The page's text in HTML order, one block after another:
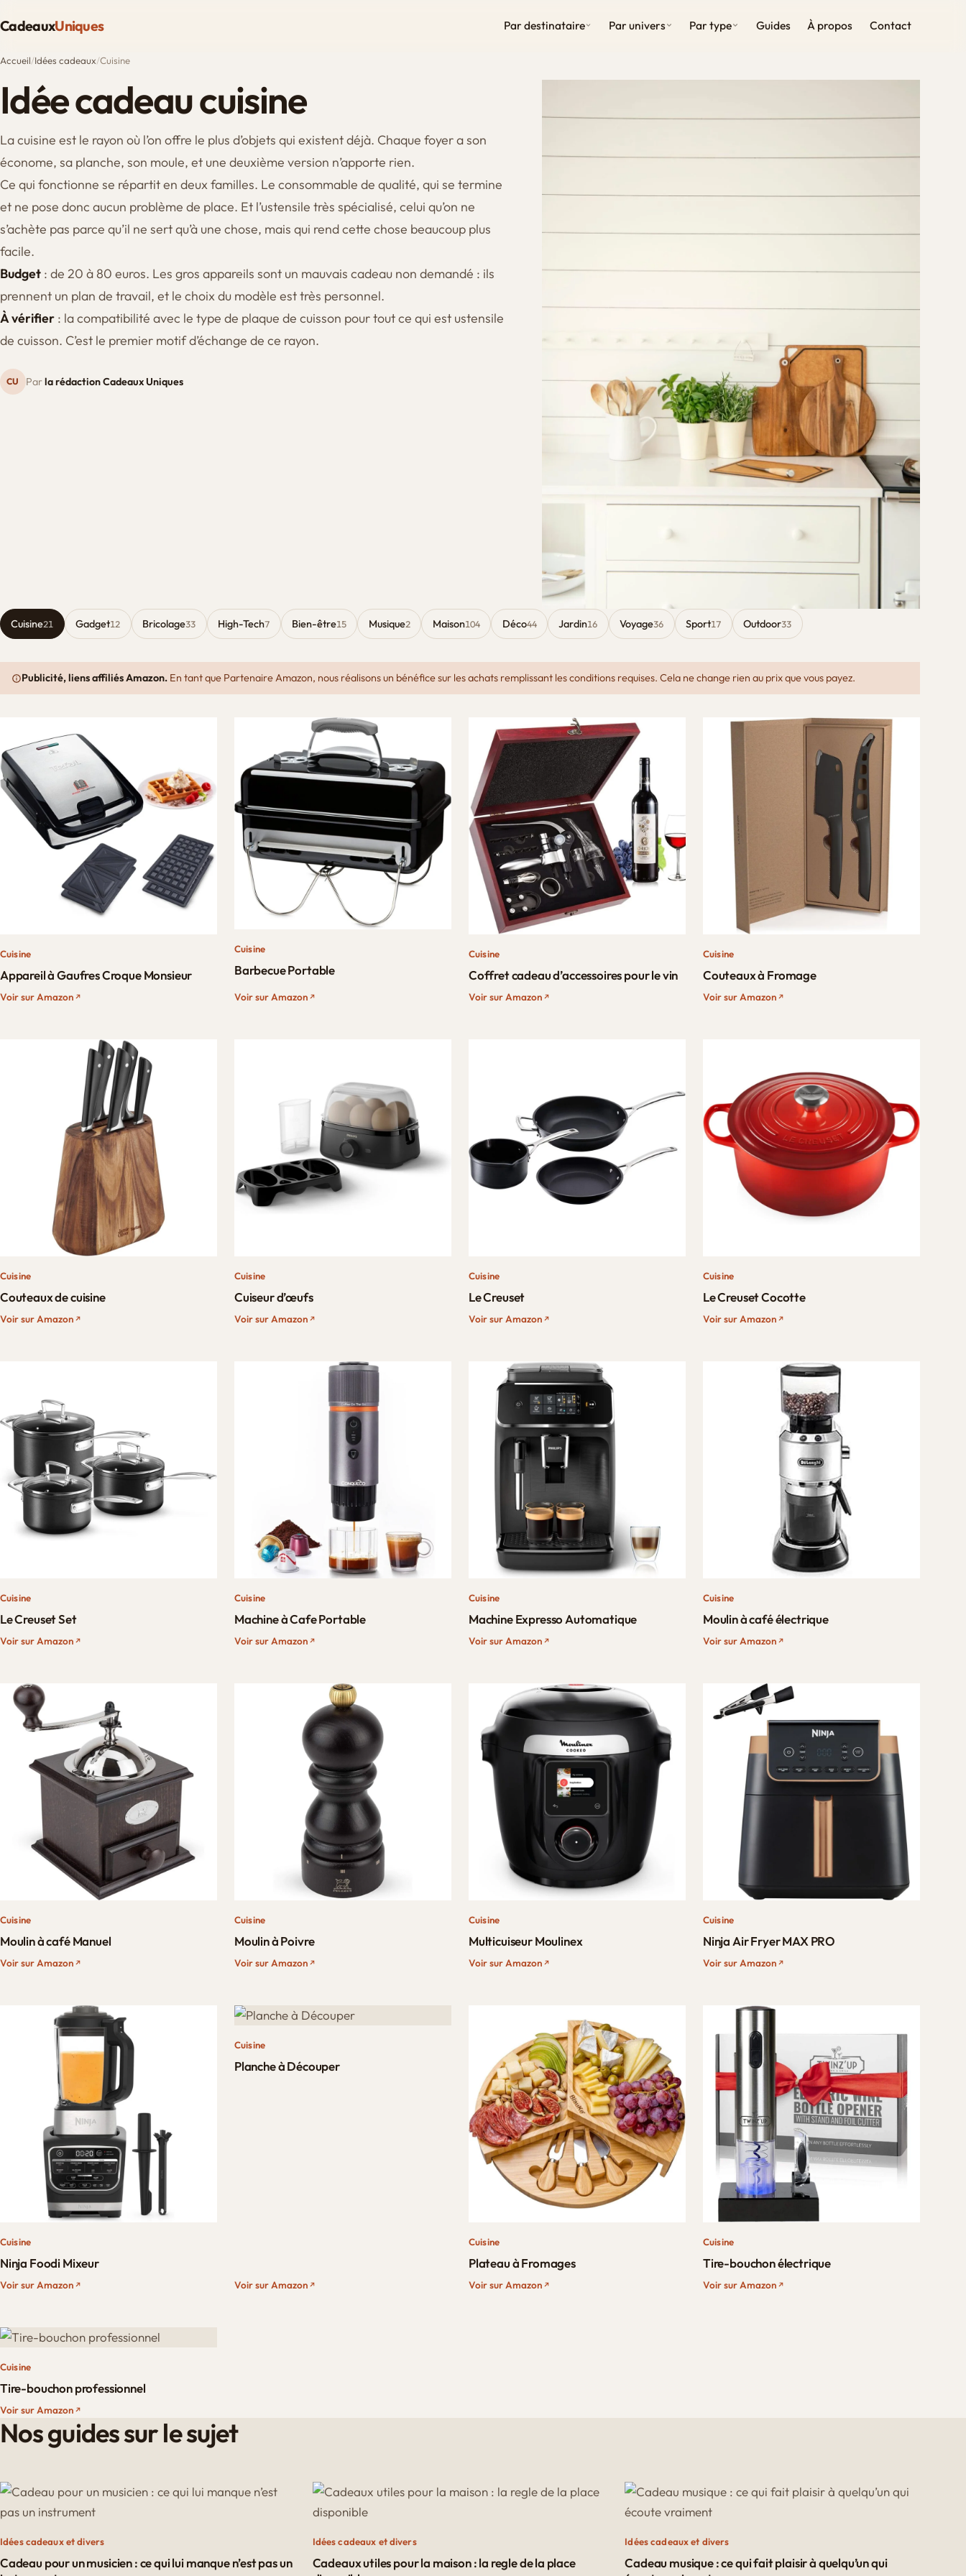
CadeauxUniques Par destinataire Par univers Par type Guides À propos Contact
Accueil/Idées cadeaux/Cuisine
Idée cadeau cuisine
La cuisine est le rayon où l’on offre le plus d’objets qui existent déjà. Chaque foyer a son
économe, sa planche, son moule, et une deuxième version n’apporte rien.
Ce qui fonctionne se répartit en deux familles. Le consommable de qualité, qui se termine
et ne pose donc aucun problème de place. Et l’ustensile très spécialisé, celui qu’on ne
s’achète pas parce qu’il ne sert qu’à une chose, mais qui rend cette chose beaucoup plus
facile.
Budget : de 20 à 80 euros. Les gros appareils sont un mauvais cadeau non demandé : ils
prennent un plan de travail, et le choix du modèle est très personnel.
À vérifier : la compatibilité avec le type de plaque de cuisson pour tout ce qui est ustensile
de cuisson. C’est le premier motif d’échange de ce rayon.
CU Parla rédaction Cadeaux Uniques
Cuisine21 Gadget12 Bricolage33 High-Tech7 Bien-être15 Musique2 Maison104 Déco44 Jardin16 Voyage36 Sport17 Outdoor33
Publicité, liens affiliés Amazon. En tant que Partenaire Amazon, nous réalisons un bénéfice sur les achats remplissant les conditions requises. Cela ne change rien au prix que vous payez.
Cuisine
Appareil à Gaufres Croque Monsieur​
Voir sur Amazon
Cuisine
Barbecue Portable
Voir sur Amazon
Cuisine
Coffret cadeau d’accessoires pour le vin
Voir sur Amazon
Cuisine
Couteaux à Fromage
Voir sur Amazon
Cuisine
Couteaux de cuisine
Voir sur Amazon
Cuisine
Cuiseur d’œufs
Voir sur Amazon
Cuisine
Le Creuset
Voir sur Amazon
Cuisine
Le Creuset Cocotte
Voir sur Amazon
Cuisine
Le Creuset Set
Voir sur Amazon
Cuisine
Machine à Cafe Portable
Voir sur Amazon
Cuisine
Machine Expresso Automatique
Voir sur Amazon
Cuisine
Moulin à café électrique
Voir sur Amazon
Cuisine
Moulin à café Manuel
Voir sur Amazon
Cuisine
Moulin à Poivre
Voir sur Amazon
Cuisine
Multicuiseur Moulinex​
Voir sur Amazon
Cuisine
Ninja Air Fryer MAX PRO
Voir sur Amazon
Cuisine
Ninja Foodi Mixeur
Voir sur Amazon
Cuisine
Planche à Découper
Voir sur Amazon
Cuisine
Plateau à Fromages
Voir sur Amazon
Cuisine
Tire-bouchon électrique
Voir sur Amazon
Cuisine
Tire-bouchon professionnel
Voir sur Amazon
Nos guides sur le sujet
Idées cadeaux et divers
Cadeau pour un musicien : ce qui lui manque n’est pas un
Idées cadeaux et divers
Cadeaux utiles pour la maison : la regle de la place
Idées cadeaux et divers
Cadeau musique : ce qui fait plaisir à quelqu’un qui